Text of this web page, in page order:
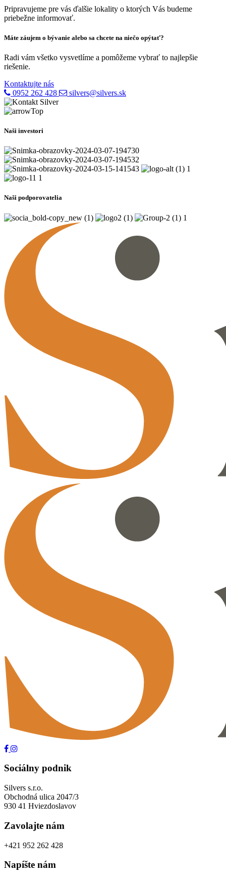
Pripravujeme pre vás ďalšie lokality o ktorých Vás budeme
priebežne informovať.
Máte záujem o bývanie alebo sa chcete na niečo opýtať?
Radi vám všetko vysvetlíme a pomôžeme vybrať to najlepšie
riešenie.
Kontaktujte nás
0952 262 428
silvers@silvers.sk
Naši investori
Naši podporovatelia
Sociálny podnik
Silvers s.r.o.
Obchodná ulica 2047/3
930 41 Hviezdoslavov
Zavolajte nám
+421 952 262 428
Napíšte nám